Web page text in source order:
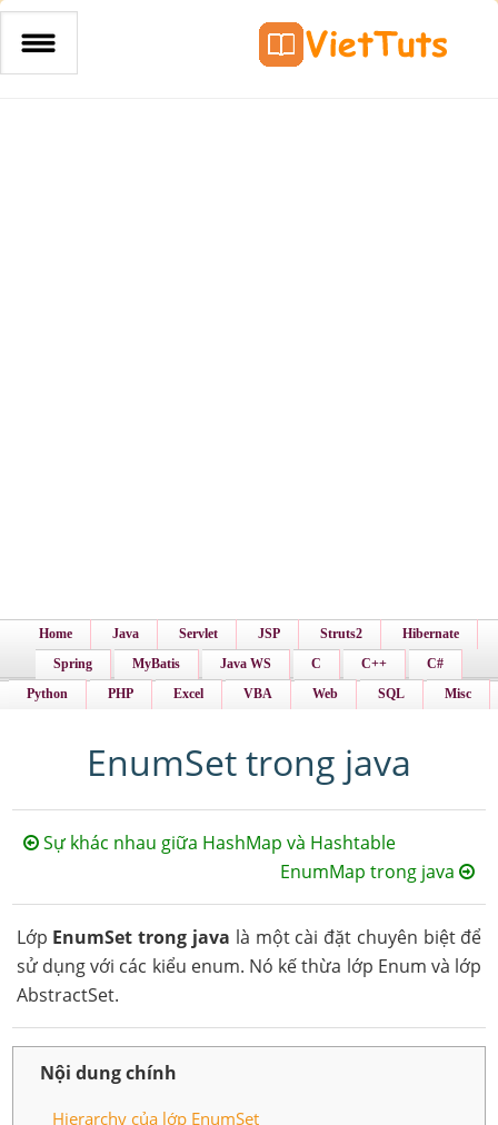
Home Java Servlet JSP Struts2
Hibernate
Spring
MyBatis Java WS C C++
C#
Python
PHP Excel VBA Web SQL Misc
EnumSet trong java
Sự khác nhau giữa HashMap và Hashtable
EnumMap trong java
Lớp EnumSet trong java là một cài đặt chuyên biệt để
sử dụng với các kiểu enum. Nó kế thừa lớp Enum và lớp
AbstractSet.
Nội dung chính
Hierarchy của lớp EnumSet